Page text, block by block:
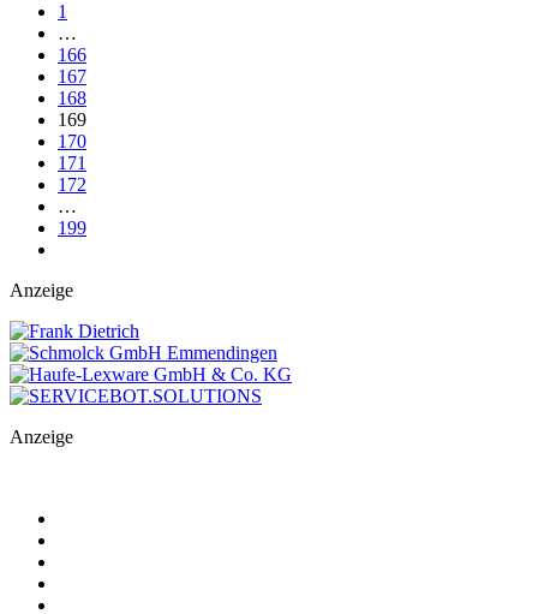
1
…
166
167
168
169
170
171
172
…
199
Anzeige
Anzeige